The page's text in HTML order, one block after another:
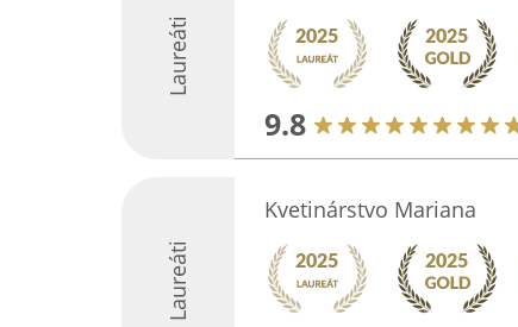
Laureáti
9.8
Laureáti
Kvetinárstvo Mariana